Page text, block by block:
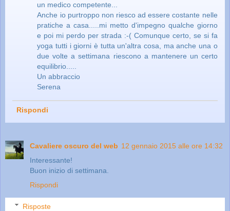
un medico competente...
Anche io purtroppo non riesco ad essere costante nelle
pratiche a casa.....mi metto d'impegno qualche giorno
e poi mi perdo per strada :-( Comunque certo, se si fa
yoga tutti i giorni è tutta un'altra cosa, ma anche una o
due volte a settimana riescono a mantenere un certo
equilibrio.....
Un abbraccio
Serena
Rispondi
Cavaliere oscuro del web 12 gennaio 2015 alle ore 14:32
Interessante!
Buon inizio di settimana.
Rispondi
Risposte